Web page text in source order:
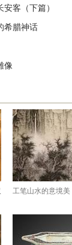
客（下篇）
希腊神话
像
工笔山水的意境美